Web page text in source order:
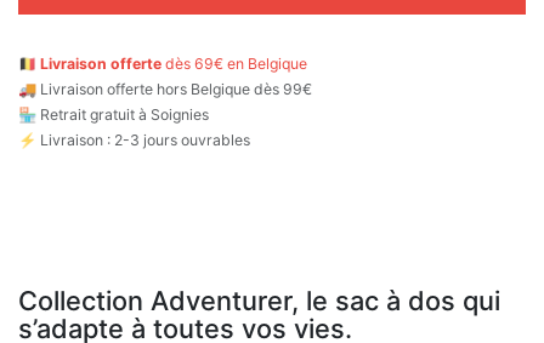
🇧🇪 Livraison offerte dès 69€ en Belgique
🚚 Livraison offerte hors Belgique dès 99€
🏪 Retrait gratuit à Soignies
⚡ Livraison : 2-3 jours ouvrables
Collection Adventurer, le sac à dos qui
s’adapte à toutes vos vies.